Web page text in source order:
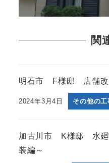
関
明石市 F様邸 店舗改
2024年3月4日 その他の工
加古川市 K様邸 水廻
装編～